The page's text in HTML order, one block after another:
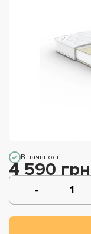
В наявності
4 590 грн